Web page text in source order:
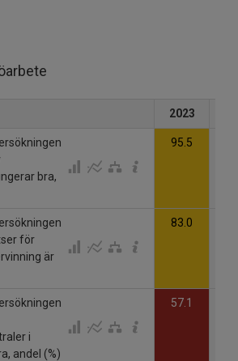
2023
bra,
95.5
för
är
83.0
i
andel (%)
57.1